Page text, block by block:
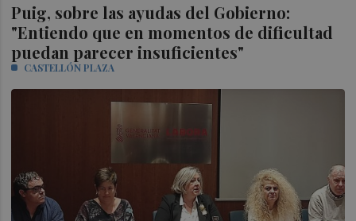
Puig, sobre las ayudas del Gobierno:
"Entiendo que en momentos de dificultad
puedan parecer insuficientes"
CASTELLÓN PLAZA